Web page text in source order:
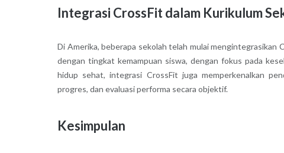
Integrasi CrossFit dalam Kurikulum
Di Amerika, beberapa sekolah telah mulai mengintegrasikan
dengan tingkat kemampuan siswa, dengan fokus pada
hidup sehat, integrasi CrossFit juga memperkenalkan
progres, dan evaluasi performa secara objektif.
Kesimpulan